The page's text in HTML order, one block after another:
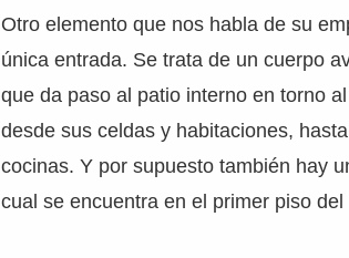
Otro elemento que nos habla de su
única entrada. Se trata de un cuerpo
que da paso al patio interno en torno
desde sus celdas y habitaciones,
cocinas. Y por supuesto también hay
cual se encuentra en el primer piso del